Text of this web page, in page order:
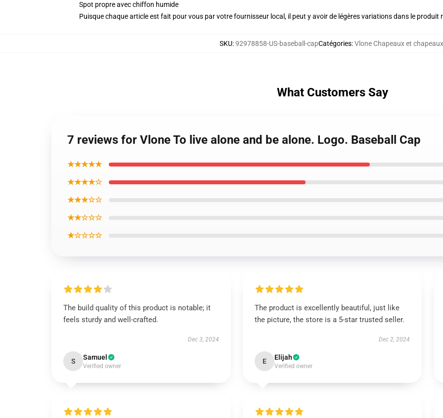
Spot propre avec chiffon humide
Puisque chaque article est fait pour vous par votre fournisseur local, il peut y avoir de légères variations dans le produit
SKU:92978858-US-baseball-capCatégories:Vlone Chapeaux et chapeaux
What Customers Say
7 reviews for Vlone To live alone and be alone. Logo. Baseball Cap
★★★★★
★★★★☆
★★★☆☆
★★☆☆☆
★☆☆☆☆
The build quality of this product is notable; it
feels sturdy and well-crafted.
Dec 3, 2024
S Samuel
Verified owner
The product is excellently beautiful, just like
the picture, the store is a 5-star trusted seller.
Dec 2, 2024
E Elijah
Verified owner